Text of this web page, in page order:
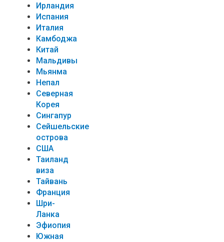
Ирландия
Испания
Италия
Камбоджа
Китай
Мальдивы
Мьянма
Непал
Северная
Корея
Сингапур
Сейшельские
острова
США
Таиланд
виза
Тайвань
Франция
Шри-
Ланка
Эфиопия
Южная